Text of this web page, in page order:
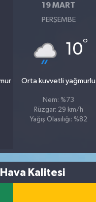
19 MART
PERŞEMBE
10°
Orta kuvvetli yağmurlu
Nem: %73
Rüzgar: 29 km/h
Yağış Olasılığı: %82
Kalitesi